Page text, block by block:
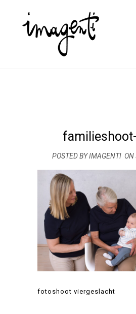
POSTED BY IMAGENTI ON
fotoshoot viergeslacht